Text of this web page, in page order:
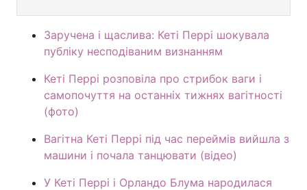
Заручена і щаслива: Кеті Перрі шокувала
публіку несподіваним визнанням
Кеті Перрі розповіла про стрибок ваги і
самопочуття на останніх тижнях вагітності
(фото)
Вагітна Кеті Перрі під час переймів вийшла з
машини і почала танцювати (відео)
У Кеті Перрі і Орландо Блума народилася